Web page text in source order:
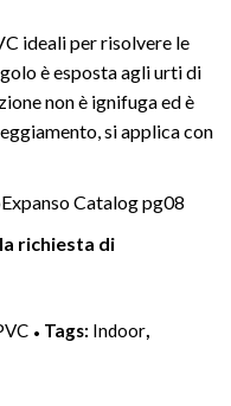
ideali per risolvere le
è esposta agli urti di
non è ignifuga ed è
si applica con
Catalog pg08
richiesta di
Tags: Indoor,